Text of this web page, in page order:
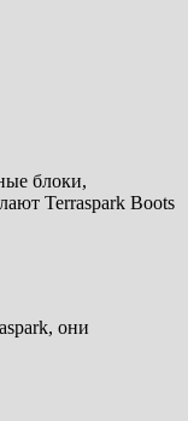
блоки,
Terraspark Boots
они